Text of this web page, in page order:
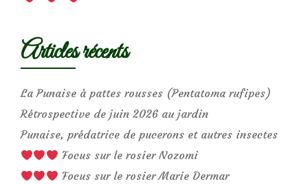
Articles récents
La Punaise à pattes rousses (Pentatoma rufipes)
Rétrospective de juin 2026 au jardin
Punaise, prédatrice de pucerons et autres insectes
Focus sur le rosier Nozomi
Focus sur le rosier Marie Dermar